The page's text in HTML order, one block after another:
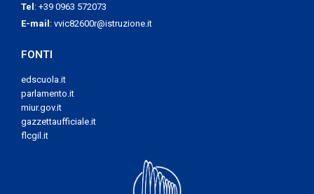
Tel: +39 0963 572073
E-mail: vvic82600r@istruzione.it
FONTI
edscuola.it
parlamento.it
miur.gov.it
gazzettaufficiale.it
flcgil.it